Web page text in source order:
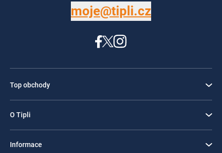
moje@tipli.cz
Top obchody
O Tipli
Informace